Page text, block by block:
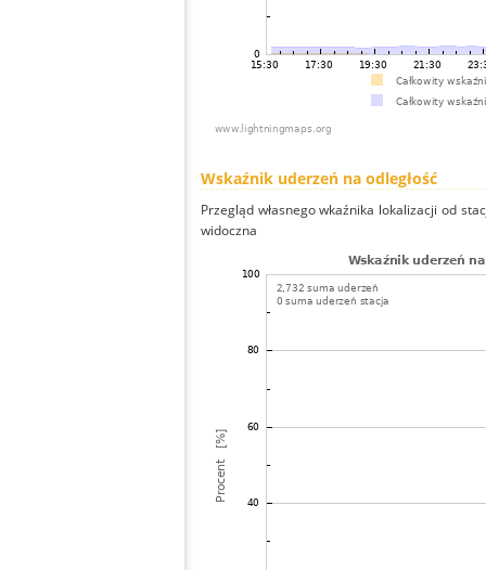
Wskaźnik uderzeń na odległość
Przegląd własnego wkaźnika lokalizacji od
widoczna